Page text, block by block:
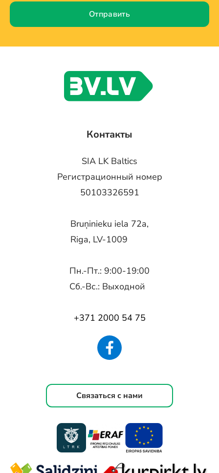
Отправить
Контакты
SIA LK Baltics
Регистрационный номер
50103326591
Bruņinieku iela 72a,
Riga, LV-1009
Пн.-Пт.: 9:00-19:00
Сб.-Вс.: Выходной
+371 2000 54 75
Связаться с нами